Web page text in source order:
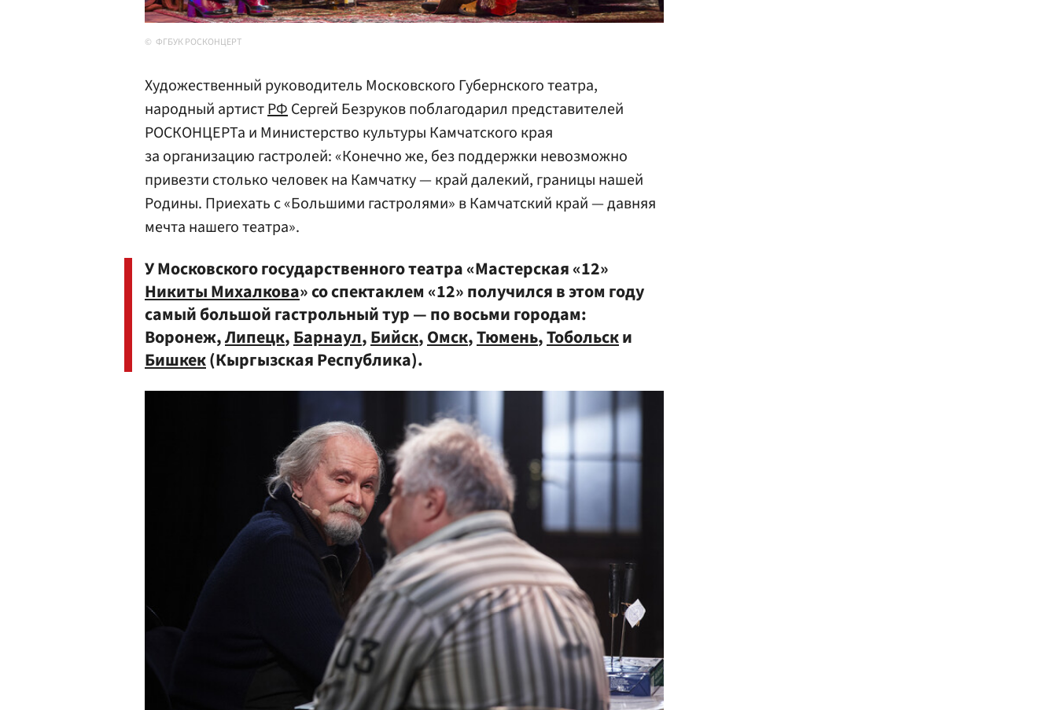
ФГБУК РОСКОНЦЕРТ
Художественный руководитель Московского Губернского театра,
народный артистРФСергей Безруков поблагодарил представителей
РОСКОНЦЕРТа и Министерство культуры Камчатского края
за организацию гастролей: «Конечно же, без поддержки невозможно
привезти столько человек на Камчатку — край далекий, границы нашей
Родины. Приехать с «Большими гастролями» в Камчатский край — давняя
мечта нашего театра».
У Московского государственного театра «Мастерская «12»
Никиты Михалкова» со спектаклем «12» получился в этом году
самый большой гастрольный тур — по восьми городам:
Воронеж,Липецк,Барнаул,Бийск,Омск,Тюмень,Тобольски
Бишкек(Кыргызская Республика).